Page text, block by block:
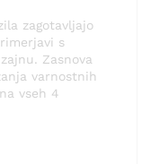
zagotavljajo
s
Zasnova
varnostnih
vseh 4